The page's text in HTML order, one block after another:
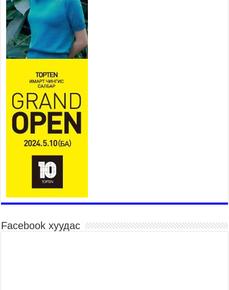
2026 оны 8 сар 6 / 16 цаг 30 минут
Байнгын хорооны дарга Г.Тэмүүлэн тэргүүтэй
УИХ-ын гишүүд БНСУ-ын Үндэсний Ассамблейн
гишүүдийг хүлээн авч уулзав
2026 оны 8 сар 6 / 16 цаг 24 минут
ТЭЗҮ-ийг боловсруулах ажил 90 хувийн
гүйцэтгэлтэй байна
2026 оны 8 сар 6 / 14 цаг 14 минут
Татварын өрийг барагдуулахдаа орлогын 30
хувийг татвар төлөгчид үлдээхээр хуульчилж,
татварын тайлангаа залруулах хугацааг хоёр
жил болгон сунгажээ
2026 оны 8 сар 6 / 14 цаг 10 минут
Нэгдүгээр хорооллын арын замыг наймдугаар
сарын 6-ны 23:00 цагаас түр хааж, борооны ус
зайлуулах шугамын хөндлөн сэтэлгээ хийнэ
сайд Н.Номтойбаяр Дорноговь аймагт ажиллав
2026 оны 8 сар 6 / 9 цаг 25 минут
Facebook хуудас